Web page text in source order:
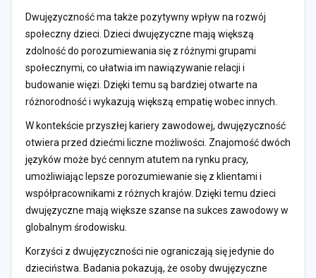
Dwujęzyczność ma także pozytywny wpływ na rozwój
społeczny dzieci. Dzieci dwujęzyczne mają większą
zdolność do porozumiewania się z różnymi grupami
społecznymi, co ułatwia im nawiązywanie relacji i
budowanie więzi. Dzięki temu są bardziej otwarte na
różnorodność i wykazują większą empatię wobec innych.
W kontekście przyszłej kariery zawodowej, dwujęzyczność
otwiera przed dziećmi liczne możliwości. Znajomość dwóch
języków może być cennym atutem na rynku pracy,
umożliwiając lepsze porozumiewanie się z klientami i
współpracownikami z różnych krajów. Dzięki temu dzieci
dwujęzyczne mają większe szanse na sukces zawodowy w
globalnym środowisku.
Korzyści z dwujęzyczności nie ograniczają się jedynie do
dzieciństwa. Badania pokazują, że osoby dwujęzyczne